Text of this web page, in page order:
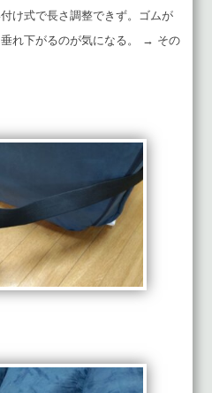
付け式で長さ調整できず。ゴムが
れ下がるのが気になる。 → その